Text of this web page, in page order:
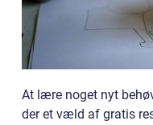
At lære noget nyt
der et væld af gratis